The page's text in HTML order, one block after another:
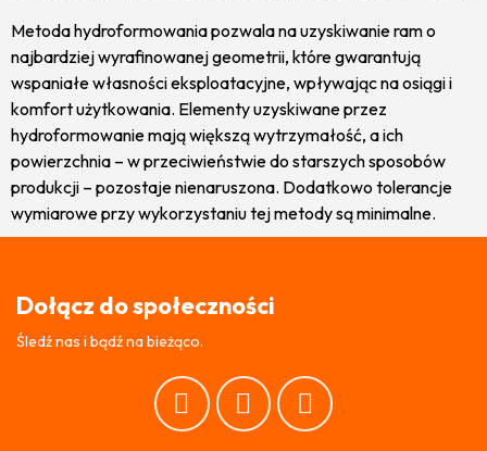
Metoda hydroformowania pozwala na uzyskiwanie ram o
najbardziej wyrafinowanej geometrii, które gwarantują
wspaniałe własności eksploatacyjne, wpływając na osiągi i
komfort użytkowania. Elementy uzyskiwane przez
hydroformowanie mają większą wytrzymałość, a ich
powierzchnia – w przeciwieństwie do starszych sposobów
produkcji – pozostaje nienaruszona. Dodatkowo tolerancje
wymiarowe przy wykorzystaniu tej metody są minimalne.
Dołącz do społeczności
Śledź nas i bądź na bieżąco.